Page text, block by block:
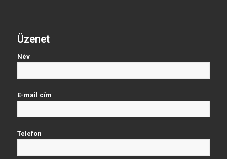
Üzenet
Név
E-mail cím
Telefon